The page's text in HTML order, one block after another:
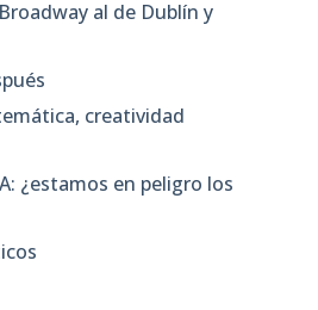
al de Dublín y
creatividad
¿estamos en peligro los